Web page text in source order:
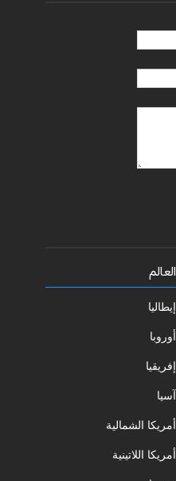
العالم
إيطاليا
أوروبا
إفريقيا
آسيا
أمريكا الشمالية
أمريكا اللاتينية